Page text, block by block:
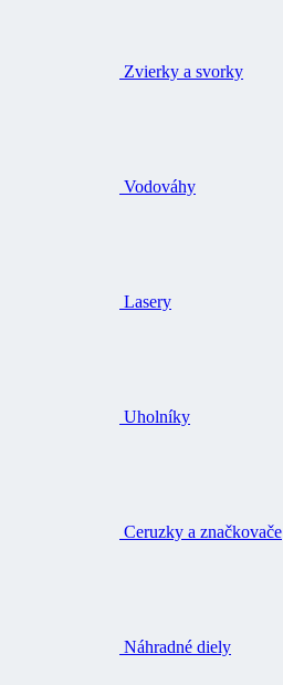
Zvierky a svorky
Vodováhy
Lasery
Uholníky
Ceruzky a značkovače
Náhradné diely